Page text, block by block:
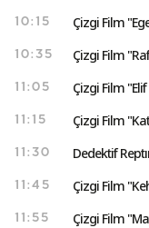
10:15 Çizgi Film
10:35 Çizgi Film
11:05 Çizgi Film
11:15 Çizgi Film
11:30 Dedektif
11:45 Çizgi Film
11:55 Çizgi Film